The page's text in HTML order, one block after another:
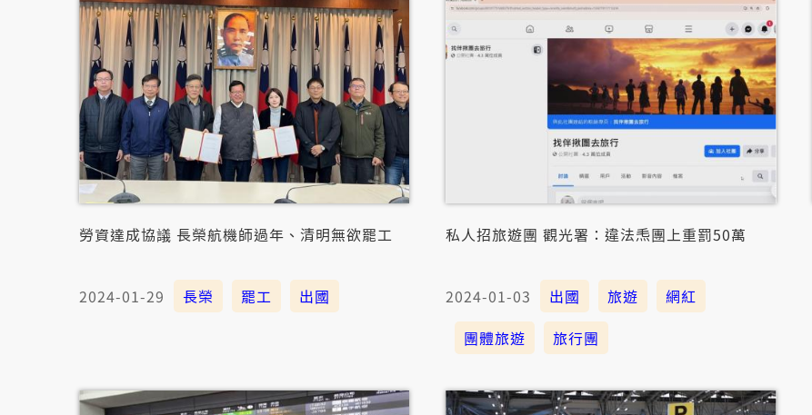
勞資達成協議 長榮航機師過年、清明無欲罷工
2024-01-29 長榮 罷工 出國
私人招旅遊團 觀光署：違法𤆬團上重罰50萬
2024-01-03 出國 旅遊
網紅
團體旅遊
旅行團